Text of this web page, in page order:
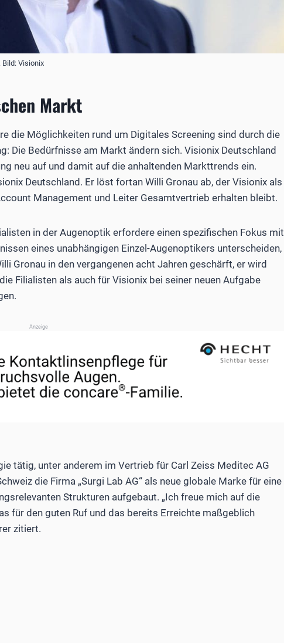
Visionix
Markt
die Möglichkeiten rund um Digitales Screening sind durch die
Die Bedürfnisse am Markt ändern sich. Visionix Deutschland
neu auf und damit auf die anhaltenden Markttrends ein.
Deutschland. Er löst fortan Willi Gronau ab, der Visionix als
Management und Leiter Gesamtvertrieb erhalten bleibt.
in der Augenoptik erfordere einen spezifischen Fokus mit
eines unabhängigen Einzel-Augenoptikers unterscheiden,
Gronau in den vergangenen acht Jahren geschärft, er wird
Filialisten als auch für Visionix bei seiner neuen Aufgabe
Anzeige
tätig, unter anderem im Vertrieb für Carl Zeiss Meditec AG
die Firma „Surgi Lab AG“ als neue globale Marke für eine
Strukturen aufgebaut. „Ich freue mich auf die
für den guten Ruf und das bereits Erreichte maßgeblich
zitiert.